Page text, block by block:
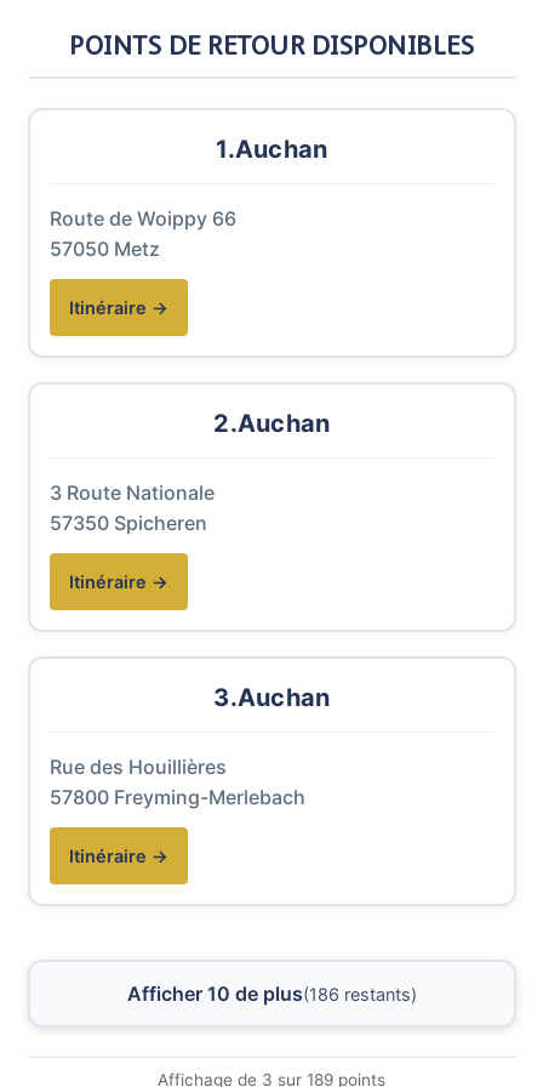
POINTS DE RETOUR DISPONIBLES
1.Auchan
Route de Woippy 66
57050 Metz
Itinéraire →
2.Auchan
3 Route Nationale
57350 Spicheren
Itinéraire →
3.Auchan
Rue des Houillières
57800 Freyming-Merlebach
Itinéraire →
Afficher 10 de plus(186 restants)
Affichage de 3 sur 189 points